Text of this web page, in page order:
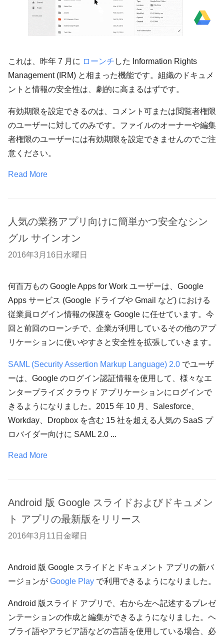
これは、昨年 7 月に ローンチ した Information Rights
Management (IRM) と相まった機能です。組織のドキュメ
ントと情報の安全性は、劇的に高まるはずです。
有効期限を設定できるのは、コメント可または閲覧者権限
のユーザーに対してのみです。ファイルのオーナーや編集
者権限のユーザーには有効期限を設定できませんのでご注
意ください。
Read More
人気の業務アプリ向けに簡単かつ安全なシン
グル サインオン
2016年3月16日水曜日
何百万もの Google Apps for Work ユーザーは、Google
Apps サービス (Google ドライブや Gmail など) における
従業員ログイン情報の保護を Google に任せています。今
回と前回のローンチで、企業が利用しているその他のアプ
リケーションに使いやすさと安全性を拡張していきます。
SAML (Security Assertion Markup Language) 2.0 でユーザ
ーは、Google のログイン認証情報を使用して、様々なエ
ンタープライズ クラウド アプリケーションにログインで
きるようになりました。2015 年 10 月、Salesforce、
Workday、Dropbox を含む 15 社を超える人気の SaaS プ
ロバイダー向けに SAML 2.0 ...
Read More
Android 版 Google スライドおよびドキュメン
ト アプリの最新版をリリース
2016年3月11日金曜日
Android 版 Google スライドとドキュメント アプリの新バ
ージョンが Google Play で利用できるようになりました。
Android 版スライド アプリで、右から左へ記述するプレゼ
ンテーションの作成と編集ができるようになりました。ヘ
ブライ語やアラビア語などの言語を使用している場合、必